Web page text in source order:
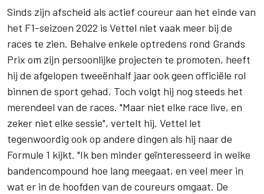
Sinds zijn afscheid als actief coureur aan het einde van
het F1-seizoen 2022 is Vettel niet vaak meer bij de
races te zien. Behalve enkele optredens rond Grands
Prix om zijn persoonlijke projecten te promoten, heeft
hij de afgelopen tweeënhalf jaar ook geen officiële rol
binnen de sport gehad. Toch volgt hij nog steeds het
merendeel van de races. "Maar niet elke race live, en
zeker niet elke sessie", vertelt hij. Vettel let
tegenwoordig ook op andere dingen als hij naar de
Formule 1 kijkt. "Ik ben minder geïnteresseerd in welke
bandencompound hoe lang meegaat, en veel meer in
wat er in de hoofden van de coureurs omgaat. De